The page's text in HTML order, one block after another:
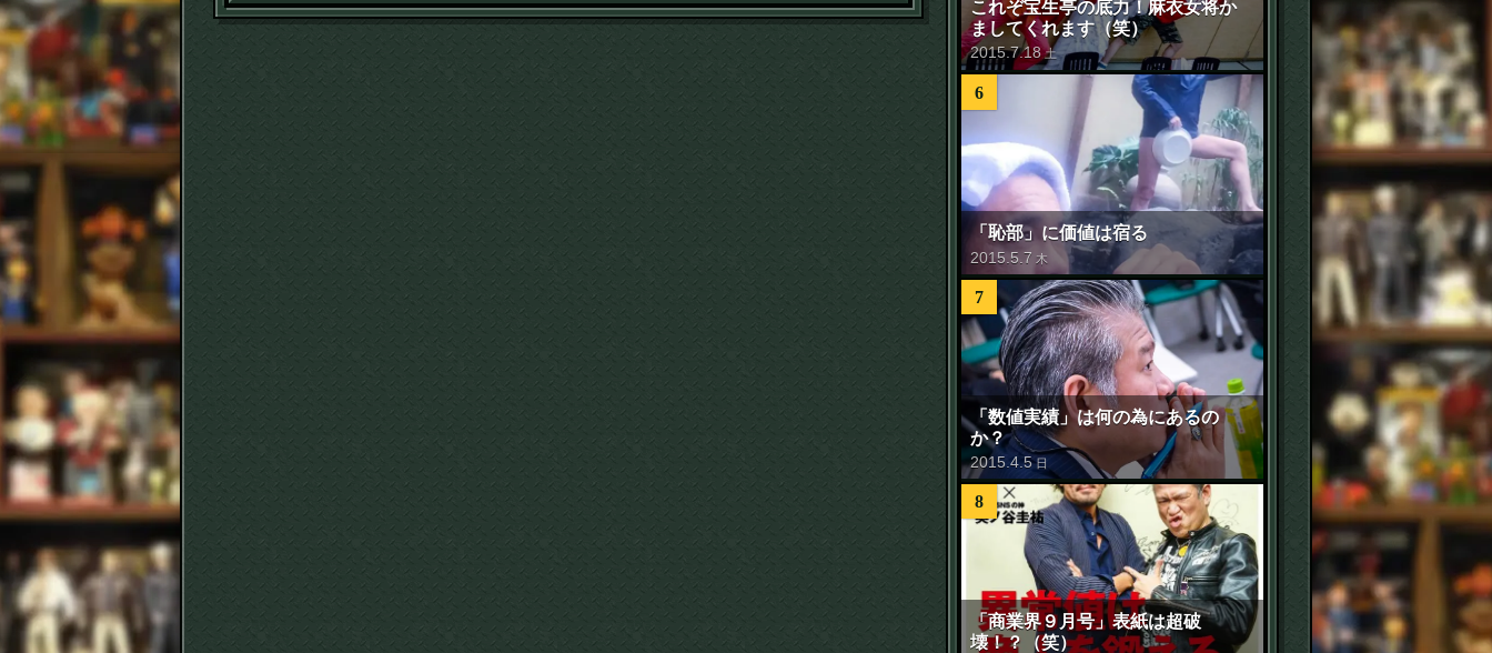
これぞ宝生亭の底力！麻衣女将か
ましてくれます（笑）
2015.7.18 土
6
「恥部」に価値は宿る
2015 .5 .7 木
7
「数値実績」は何の為にあるの
か？
2015 .4.5 日
8
「商業界９月号」表紙は超破
壊！？（笑）